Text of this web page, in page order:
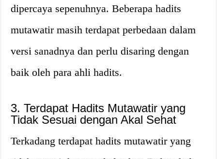
dipercaya sepenuhnya. Beberapa hadits
mutawatir masih terdapat perbedaan dalam
versi sanadnya dan perlu disaring dengan
baik oleh para ahli hadits.
3. Terdapat Hadits Mutawatir yang
Tidak Sesuai dengan Akal Sehat
Terkadang terdapat hadits mutawatir yang